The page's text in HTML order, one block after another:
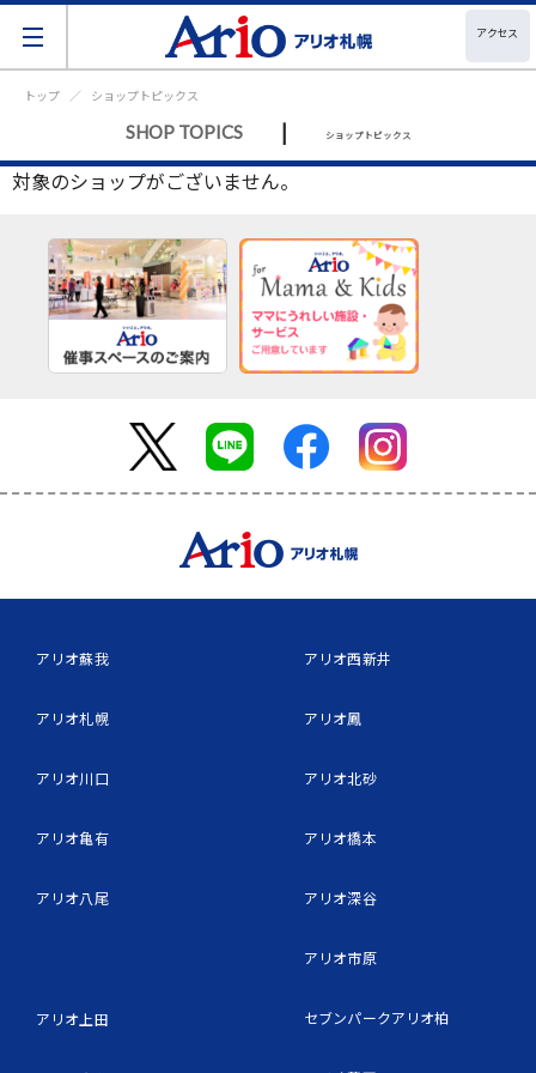
アクセス
トップ ショップトピックス
SHOP TOPICS | ショップトピックス
対象のショップがございません。
アリオ蘇我
アリオ札幌
アリオ川口
アリオ亀有
アリオ八尾
アリオ上田
アリオ西新井
アリオ鳳
アリオ北砂
アリオ橋本
アリオ深谷
アリオ市原
セブンパークアリオ柏